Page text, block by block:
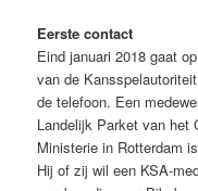
Eerste contact
Eind januari 2018 gaat
van de
de telefoon. Een
Landelijk Parket van het
Ministerie in Rotterdam
Hij of zij wil een KSA-